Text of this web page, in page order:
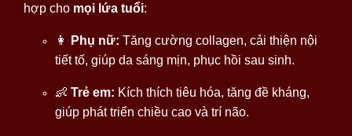
hợp cho mọi lứa tuổi:
👩 Phụ nữ: Tăng cường collagen, cải thiện nội
tiết tố, giúp da sáng mịn, phục hồi sau sinh.
👶 Trẻ em: Kích thích tiêu hóa, tăng đề kháng,
giúp phát triển chiều cao và trí não.